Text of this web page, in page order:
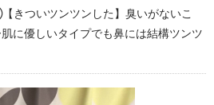
きついツンツンした】臭いがないこ
に優しいタイプでも鼻には結構ツンツ